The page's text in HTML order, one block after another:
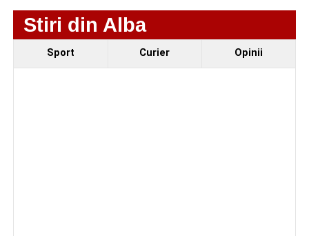
Stiri din Alba
Sport Curier Opinii